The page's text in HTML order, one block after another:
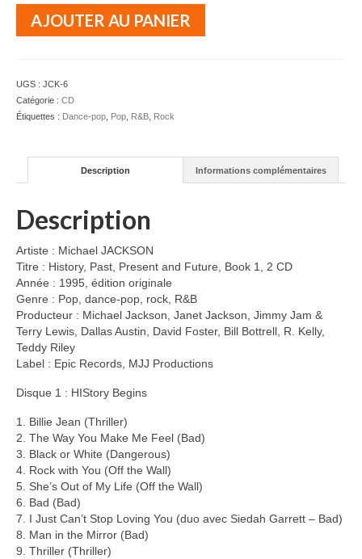
Past
and
AJOUTER AU PANIER
UGS : JCK-6
Catégorie : CD
Étiquettes : Dance-pop Pop R&B Rock
Description Informations complémentaires
Description
Artiste : Michael JACKSON
Titre : History, Past, Present and Future, Book 1, 2 CD
Année : 1995, édition originale
Genre : Pop, dance-pop, rock, R&B
Producteur : Michael Jackson, Janet Jackson, Jimmy Jam &
Terry Lewis, Dallas Austin, David Foster, Bill Bottrell, R. Kelly,
Teddy Riley
Label : Epic Records, MJJ Productions
Disque 1 : HIStory Begins
1. Billie Jean (Thriller)
2. The Way You Make Me Feel (Bad)
3. Black or White (Dangerous)
4. Rock with You (Off the Wall)
5. She’s Out of My Life (Off the Wall)
6. Bad (Bad)
7. I Just Can’t Stop Loving You (duo avec Siedah Garrett – Bad)
8. Man in the Mirror (Bad)
9. Thriller (Thriller)